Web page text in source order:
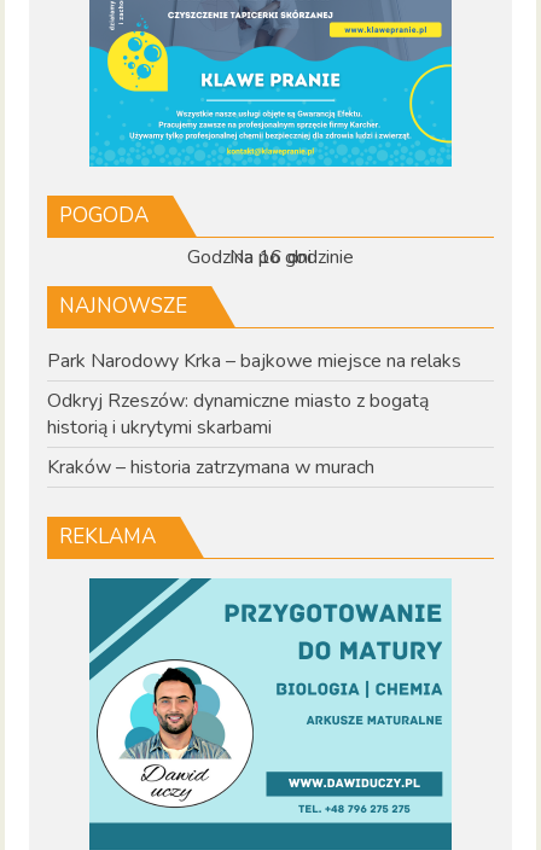
POGODA
Godzina po godzinie
Na 16 dni
NAJNOWSZE
Park Narodowy Krka – bajkowe miejsce na relaks
Odkryj Rzeszów: dynamiczne miasto z bogatą
historią i ukrytymi skarbami
Kraków – historia zatrzymana w murach
REKLAMA